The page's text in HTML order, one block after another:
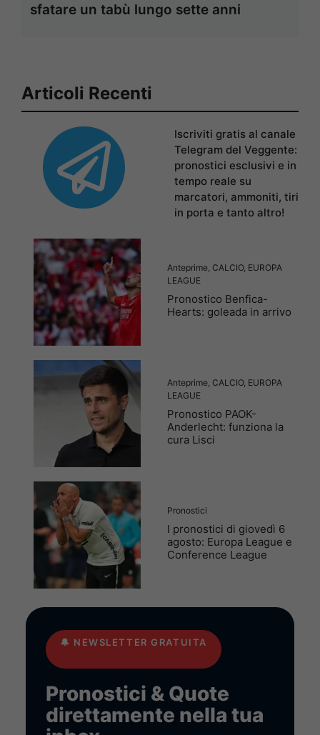
sfatare un tabù lungo sette anni
Articoli Recenti
Iscriviti gratis al canale
Telegram del Veggente:
pronostici esclusivi e in
tempo reale su
marcatori, ammoniti, tiri
in porta e tanto altro!
Anteprime, CALCIO, EUROPA
LEAGUE
Pronostico Benfica-
Hearts: goleada in arrivo
Anteprime, CALCIO, EUROPA
LEAGUE
Pronostico PAOK-
Anderlecht: funziona la
cura Lisci
Pronostici
I pronostici di giovedì 6
agosto: Europa League e
Conference League
🔔 NEWSLETTER GRATUITA
Pronostici & Quote
direttamente nella tua